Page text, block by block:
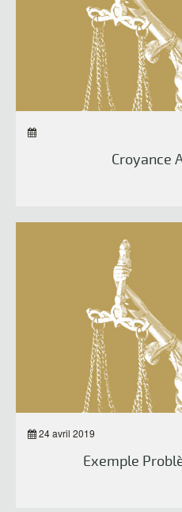
Croyance
24 avril 2019
Exemple